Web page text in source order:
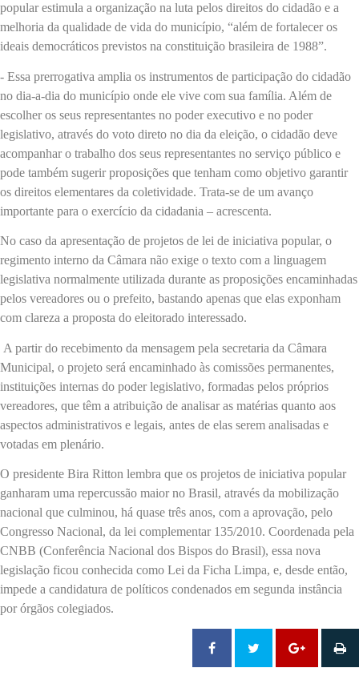
popular estimula a organização na luta pelos direitos do cidadão e a
melhoria da qualidade de vida do município, “além de fortalecer os
ideais democráticos previstos na constituição brasileira de 1988”.
- Essa prerrogativa amplia os instrumentos de participação do cidadão
no dia-a-dia do município onde ele vive com sua família. Além de
escolher os seus representantes no poder executivo e no poder
legislativo, através do voto direto no dia da eleição, o cidadão deve
acompanhar o trabalho dos seus representantes no serviço público e
pode também sugerir proposições que tenham como objetivo garantir
os direitos elementares da coletividade. Trata-se de um avanço
importante para o exercício da cidadania – acrescenta.
No caso da apresentação de projetos de lei de iniciativa popular, o
regimento interno da Câmara não exige o texto com a linguagem
legislativa normalmente utilizada durante as proposições encaminhadas
pelos vereadores ou o prefeito, bastando apenas que elas exponham
com clareza a proposta do eleitorado interessado.
A partir do recebimento da mensagem pela secretaria da Câmara
Municipal, o projeto será encaminhado às comissões permanentes,
instituições internas do poder legislativo, formadas pelos próprios
vereadores, que têm a atribuição de analisar as matérias quanto aos
aspectos administrativos e legais, antes de elas serem analisadas e
votadas em plenário.
O presidente Bira Ritton lembra que os projetos de iniciativa popular
ganharam uma repercussão maior no Brasil, através da mobilização
nacional que culminou, há quase três anos, com a aprovação, pelo
Congresso Nacional, da lei complementar 135/2010. Coordenada pela
CNBB (Conferência Nacional dos Bispos do Brasil), essa nova
legislação ficou conhecida como Lei da Ficha Limpa, e, desde então,
impede a candidatura de políticos condenados em segunda instância
por órgãos colegiados.